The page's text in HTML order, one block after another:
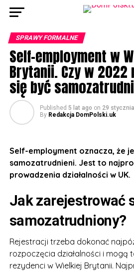
SPRAWY FORMALNE
Self-employment w
Brytanii. Czy w 2022
się być
Published 5 lat ago on 29
By Redakcja DomPolski.uk
Self-employment oznacza, że
samozatrudnieni. Jest to
prowadzenia działalności w UK.
Jak zarejestrować
samozatrudniony?
Rejestracji trzeba dokonać
rozpoczęcia działalności i mogą
rezydenci w Wielkiej Brytanii.